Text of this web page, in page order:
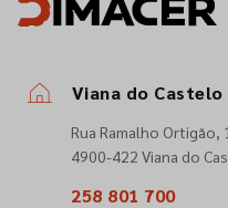
Viana do Castelo
Rua Ramalho Ortigão,
4900-422 Viana do
258 801 700